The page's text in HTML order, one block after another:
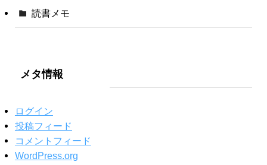
読書メモ
メタ情報
ログイン
投稿フィード
コメントフィード
WordPress.org